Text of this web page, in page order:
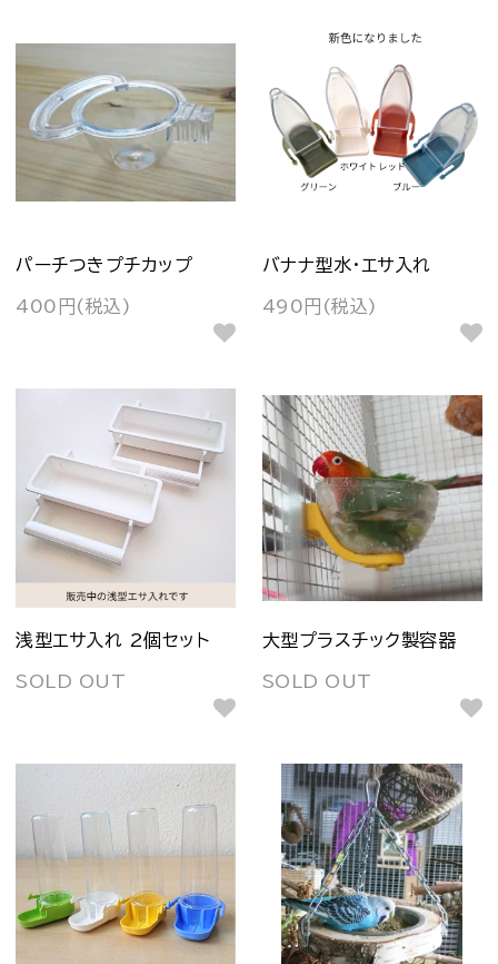
パーチつきプチカップ
400円(税込)
バナナ型水・エサ入れ
490円(税込)
浅型エサ入れ 2個セット
SOLD OUT
大型プラスチック製容器
SOLD OUT